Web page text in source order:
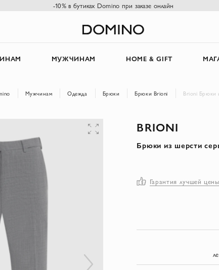
-10% в бутиках Domino при заказе онлайн
МУЖЧИНАМ HOME & GIFT
Мужчинам Одежда Брюки Брюки Brioni Brioni Брюки
BRIONI
Брюки из шерсти
Гарантия лучшей цены